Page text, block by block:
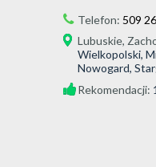
Telefon: 509
Lubuskie,
Wielkopolski,
Nowogard,
Rekomendacji: